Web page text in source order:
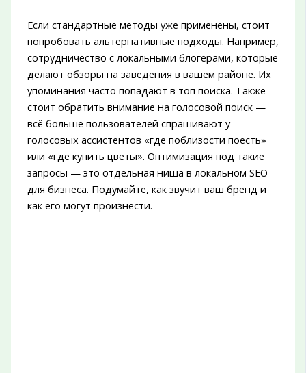
Если стандартные методы уже применены, стоит
попробовать альтернативные подходы. Например,
сотрудничество с локальными блогерами, которые
делают обзоры на заведения в вашем районе. Их
упоминания часто попадают в топ поиска. Также
стоит обратить внимание на голосовой поиск —
всё больше пользователей спрашивают у
голосовых ассистентов «где поблизости поесть»
или «где купить цветы». Оптимизация под такие
запросы — это отдельная ниша в локальном SEO
для бизнеса. Подумайте, как звучит ваш бренд и
как его могут произнести.